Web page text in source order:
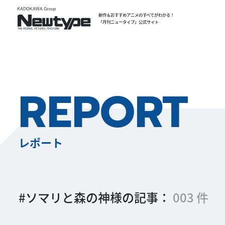
新作＆おすすめアニメのすべてがわかる！
「月刊ニュータイプ」公式サイト
REPORT
レポート
#ソマリと森の神様の記事： 003 件